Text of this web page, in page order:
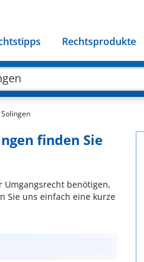
Rechtsprodukte
finden Sie
benötigen,
Sie uns einfach eine kurze